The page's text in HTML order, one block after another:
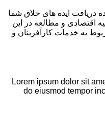
ایده های خلاق شما
اقتصادی و مطالعه در این
به خدمات کارآفرینان و
Lorem ipsum dolor sit
do eiusmod tempor